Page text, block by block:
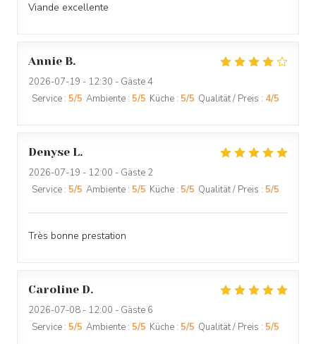
Viande excellente
Annie B
2026-07-19 - 12:30 - Gäste 4
Service : 5/5 Ambiente : 5/5 Küche : 5/5 Qualität / Preis : 4/5
Denyse L
2026-07-19 - 12:00 - Gäste 2
Service : 5/5 Ambiente : 5/5 Küche : 5/5 Qualität / Preis : 5/5
Très bonne prestation
Caroline D
2026-07-08 - 12:00 - Gäste 6
Service : 5/5 Ambiente : 5/5 Küche : 5/5 Qualität / Preis : 5/5